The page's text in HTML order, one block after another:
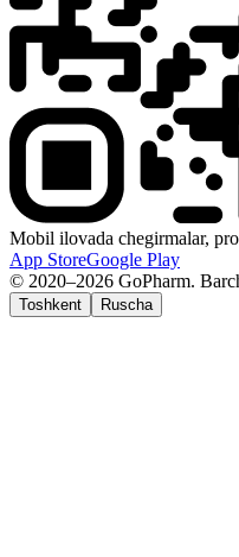
Mobil ilovada chegirmalar,
App StoreGoogle Play
© 2020–2026 GoPharm.
Toshkent Ruscha